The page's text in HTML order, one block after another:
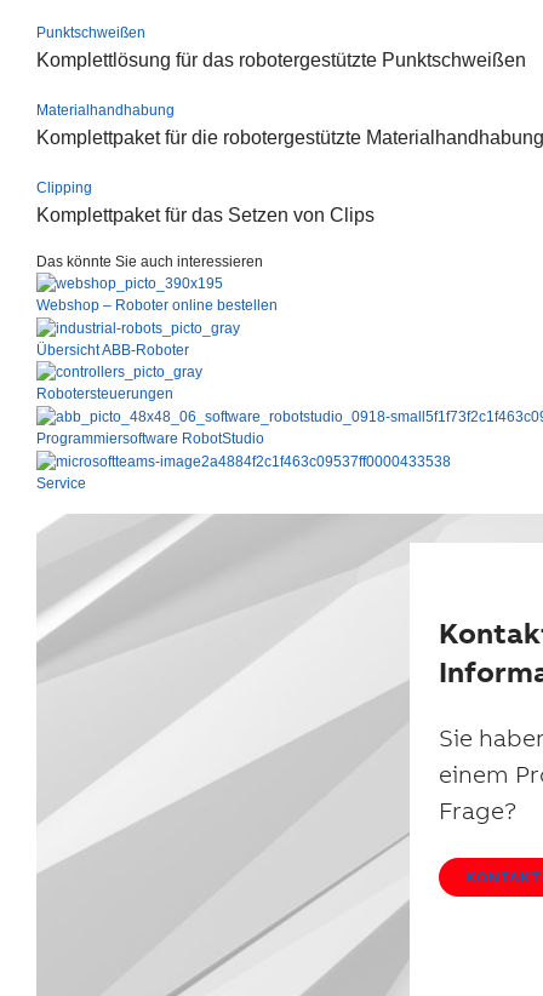
See more products
Shopping list preview
0
Punktschweißen
Komplettlösung für das robotergestützte Punktschweißen
Materialhandhabung
Komplettpaket für die robotergestützte Materialhandhabung
Clipping
Komplettpaket für das Setzen von Clips
Das könnte Sie auch interessieren
Webshop – Roboter online bestellen
Übersicht ABB-Roboter
Robotersteuerungen
Programmiersoftware RobotStudio
Service
Sie
einem
Frage?